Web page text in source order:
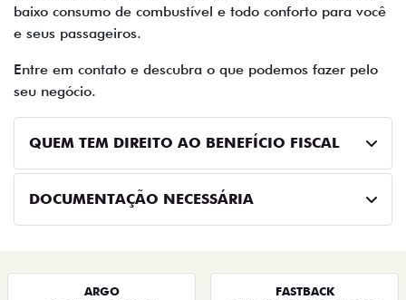
baixo consumo de combustível e todo conforto para você
e seus passageiros.
Entre em contato e descubra o que podemos fazer pelo
seu negócio.
QUEM TEM DIREITO AO BENEFÍCIO FISCAL
DOCUMENTAÇÃO NECESSÁRIA
ARGO FASTBACK